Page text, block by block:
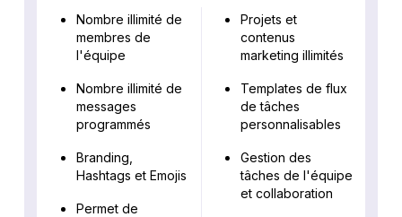
Nombre illimité de
membres de
l'équipe
Nombre illimité de
messages
programmés
Branding,
Hashtags et Emojis
Permet de
Projets et
contenus
marketing illimités
Templates de flux
de tâches
personnalisables
Gestion des
tâches de l'équipe
et collaboration